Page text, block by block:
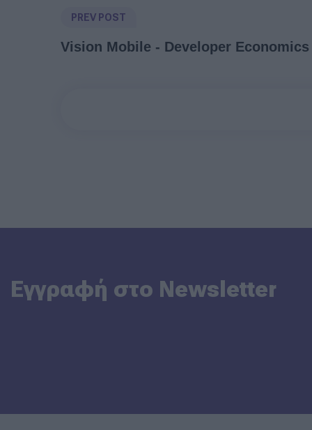
PREV POST
Vision Mobile - Developer Economics
Εγγραφή στο Newsletter